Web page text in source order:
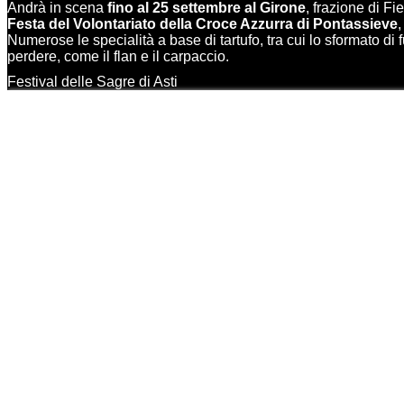
Andrà in scena fino al 25 settembre al Girone, frazione di
Festa del Volontariato della Croce Azzurra di Pontassieve
Numerose le specialità a base di tartufo, tra cui lo sformato
perdere, come il flan e il carpaccio.
Festival delle Sagre di Asti